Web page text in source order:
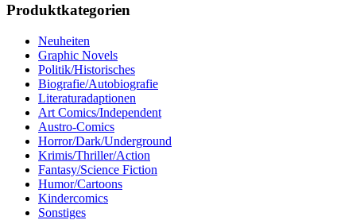
Produktkategorien
Neuheiten
Graphic Novels
Politik/Historisches
Biografie/Autobiografie
Literaturadaptionen
Art Comics/Independent
Austro-Comics
Horror/Dark/Underground
Krimis/Thriller/Action
Fantasy/Science Fiction
Humor/Cartoons
Kindercomics
Sonstiges